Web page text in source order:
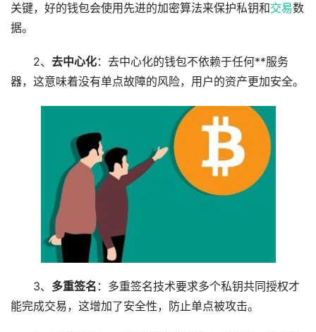
关键，好的钱包会使用先进的加密算法来保护私钥和交易数
据。
2、 去中心化：去中心化的钱包不依赖于任何**服务
器，这意味着没有单点故障的风险，用户的资产更加安全。
3、 多重签名 ：多重签名技术要求多个私钥共同授权才
能完成交易，这增加了安全性，防止单点被攻击。